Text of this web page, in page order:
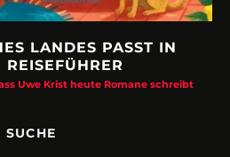
LANDES PASST IN
REISEFÜHRER
Uwe Krist heute Romane schreibt
SUCHE